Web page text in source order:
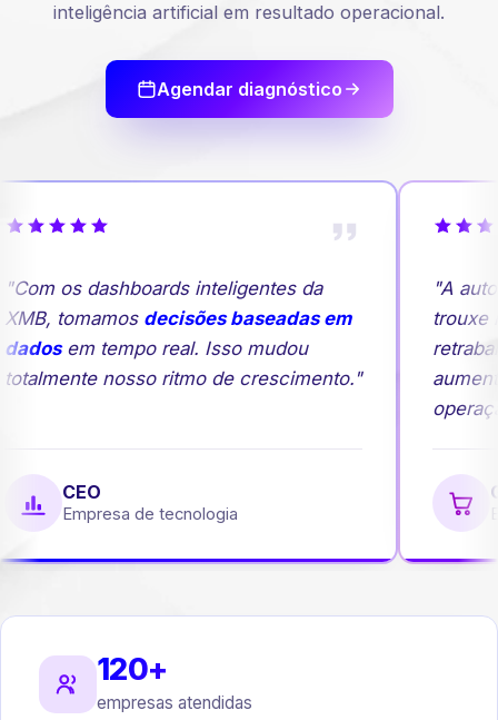
inteligência artificial em resultado operacional.
Agendar diagnóstico
os dashboards inteligentes da
tomamosdecisões baseadas em
em tempo real. Isso mudou
nosso ritmo de crescimento."
CEO
Empresa de tecnologia
"A
trouxe
120+
empresas atendidas